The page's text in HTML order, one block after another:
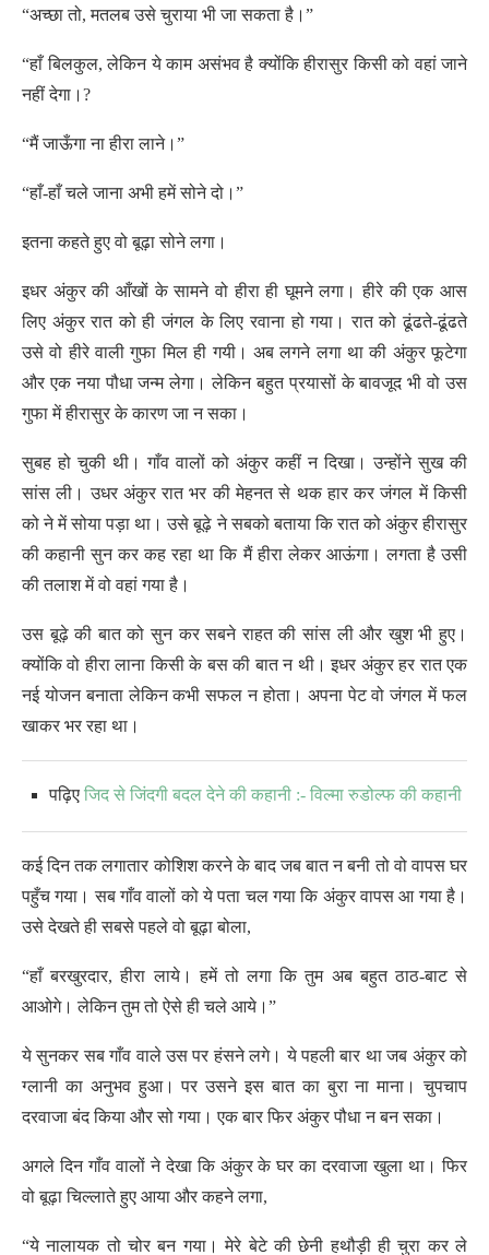
“अच्छा तो, मतलब उसे चुराया भी जा सकता है।”
“हाँ बिलकुल, लेकिन ये काम असंभव है क्योंकि हीरासुर किसी को वहां जाने
नहीं देगा।?
“मैं जाऊँगा ना हीरा लाने।”
“हाँ-हाँ चले जाना अभी हमें सोने दो।”
इतना कहते हुए वो बूढ़ा सोने लगा।
इधर अंकुर की आँखों के सामने वो हीरा ही घूमने लगा। हीरे की एक आस
लिए अंकुर रात को ही जंगल के लिए रवाना हो गया। रात को ढूंढते-ढूंढते
उसे वो हीरे वाली गुफा मिल ही गयी। अब लगने लगा था की अंकुर फूटेगा
और एक नया पौधा जन्म लेगा। लेकिन बहुत प्रयासों के बावजूद भी वो उस
गुफा में हीरासुर के कारण जा न सका।
सुबह हो चुकी थी। गाँव वालों को अंकुर कहीं न दिखा। उन्होंने सुख की
सांस ली। उधर अंकुर रात भर की मेहनत से थक हार कर जंगल में किसी
को ने में सोया पड़ा था। उसे बूढ़े ने सबको बताया कि रात को अंकुर हीरासुर
की कहानी सुन कर कह रहा था कि मैं हीरा लेकर आऊंगा। लगता है उसी
की तलाश में वो वहां गया है।
उस बूढ़े की बात को सुन कर सबने राहत की सांस ली और खुश भी हुए।
क्योंकि वो हीरा लाना किसी के बस की बात न थी। इधर अंकुर हर रात एक
नई योजन बनाता लेकिन कभी सफल न होता। अपना पेट वो जंगल में फल
खाकर भर रहा था।
पढ़िए जिद से जिंदगी बदल देने की कहानी :- विल्मा रुडोल्फ की कहानी
कई दिन तक लगातार कोशिश करने के बाद जब बात न बनी तो वो वापस घर
पहुँच गया। सब गाँव वालों को ये पता चल गया कि अंकुर वापस आ गया है।
उसे देखते ही सबसे पहले वो बूढ़ा बोला,
“हाँ बरखुरदार, हीरा लाये। हमें तो लगा कि तुम अब बहुत ठाठ-बाट से
आओगे। लेकिन तुम तो ऐसे ही चले आये।”
ये सुनकर सब गाँव वाले उस पर हंसने लगे। ये पहली बार था जब अंकुर को
ग्लानी का अनुभव हुआ। पर उसने इस बात का बुरा ना माना। चुपचाप
दरवाजा बंद किया और सो गया। एक बार फिर अंकुर पौधा न बन सका।
अगले दिन गाँव वालों ने देखा कि अंकुर के घर का दरवाजा खुला था। फिर
वो बूढ़ा चिल्लाते हुए आया और कहने लगा,
“ये नालायक तो चोर बन गया। मेरे बेटे की छेनी हथौड़ी ही चुरा कर ले